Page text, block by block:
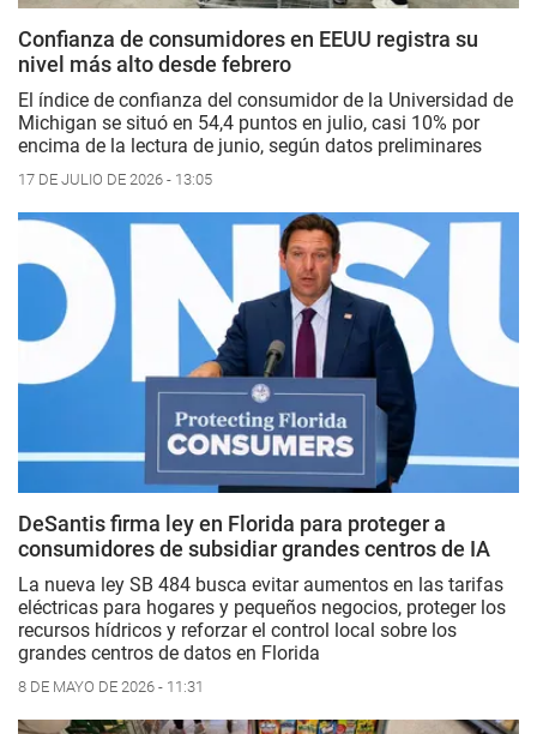
Confianza de consumidores en EEUU registra su
nivel más alto desde febrero
El índice de confianza del consumidor de la Universidad de
Michigan se situó en 54,4 puntos en julio, casi 10% por
encima de la lectura de junio, según datos preliminares
17 DE JULIO DE 2026 - 13:05
DeSantis firma ley en Florida para proteger a
consumidores de subsidiar grandes centros de IA
La nueva ley SB 484 busca evitar aumentos en las tarifas
eléctricas para hogares y pequeños negocios, proteger los
recursos hídricos y reforzar el control local sobre los
grandes centros de datos en Florida
8 DE MAYO DE 2026 - 11:31